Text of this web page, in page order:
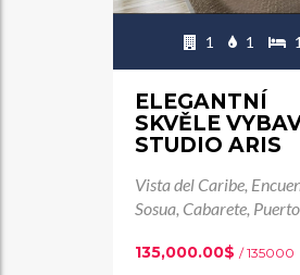
1 1 1
ELEGANTNÍ
SKVĚLE
STUDIO ARIS
Vista del Caribe,
Sosua, Cabarete,
135,000.00$ / 135000